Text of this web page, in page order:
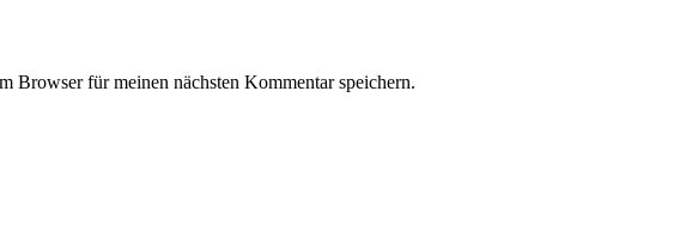
Browser für meinen nächsten Kommentar speichern.